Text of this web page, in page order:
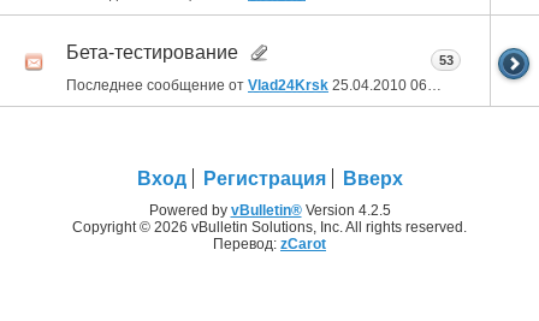
Бета-тестирование
Последнее сообщение от Vlad24Krsk 25.04.2010 06:52
53
Вход Регистрация Вверх
Powered by vBulletin®Version 4.2.5
Copyright © 2026 vBulletin Solutions, Inc. All rights reserved.
Перевод: zCarot